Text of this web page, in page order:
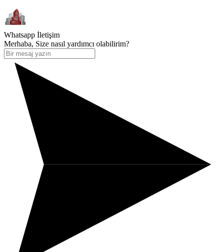
Whatsapp İletişim
Merhaba, Size nasıl yardımcı olabilirim?